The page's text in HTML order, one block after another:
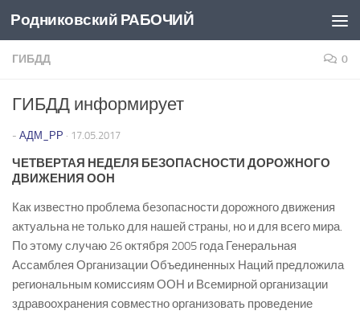
Перейти к содержимому
Родниковский РАБОЧИЙ
ГИБДД 0
ГИБДД информирует
- АДМ_РР · 17.05.2017
ЧЕТВЕРТАЯ НЕДЕЛЯ БЕЗОПАСНОСТИ ДОРОЖНОГО
ДВИЖЕНИЯ ООН
Как известно проблема безопасности дорожного движения
актуальна не только для нашей страны, но и для всего мира.
По этому случаю 26 октября 2005 года Генеральная
Ассамблея Организации Объединенных Наций предложила
региональным комиссиям ООН и Всемирной организации
здравоохранения совместно организовать проведение